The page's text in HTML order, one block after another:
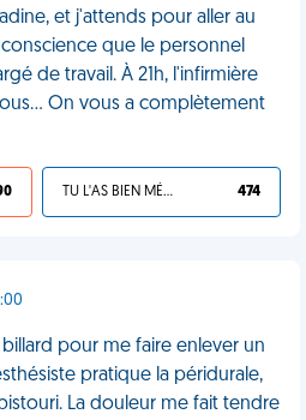
et j'attends pour aller au
que le personnel
de travail. À 21h, l'infirmière
On vous a complètement
TU L'AS BIEN MÉRITÉ 474
pour me faire enlever un
pratique la péridurale,
La douleur me fait tendre